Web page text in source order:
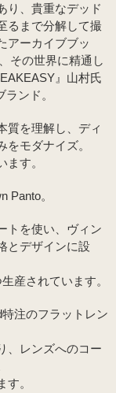
り、貴重なデッド
るまで分解して撮
アーカイブブッ
その世界に精通し
』山村氏
ンド。
質を理解し、ディ
モダナイズ。
す。
Panto。
トを使い、ヴィン
とデザインに設
産されています。
注のフラットレン
、レンズへのコー
。